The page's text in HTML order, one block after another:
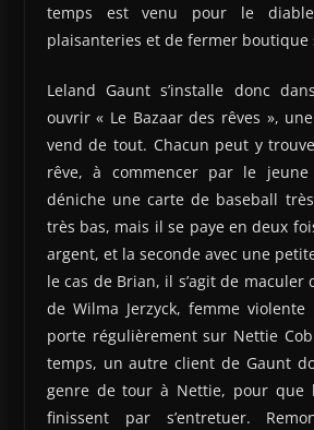
temps est venu pour le
plaisanteries et de fermer boutique
Leland Gaunt s’installe donc
ouvrir « Le Bazaar des rêves »,
vend de tout. Chacun peut y
rêve, à commencer par le
déniche une carte de baseball
très bas, mais il se paye en deux
argent, et la seconde avec une
le cas de Brian, il s’agit de maculer
de Wilma Jerzyck, femme
porte régulièrement sur Nettie
temps, un autre client de Gaunt
genre de tour à Nettie, pour que
finissent par s’entretuer.